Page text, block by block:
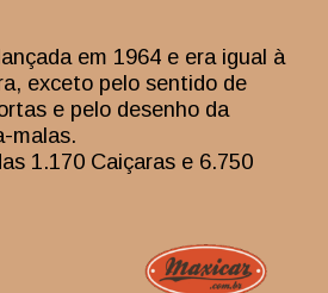
em 1964 e era igual à
exceto pelo sentido de
e pelo desenho da
malas.
1.170 Caiçaras e 6.750